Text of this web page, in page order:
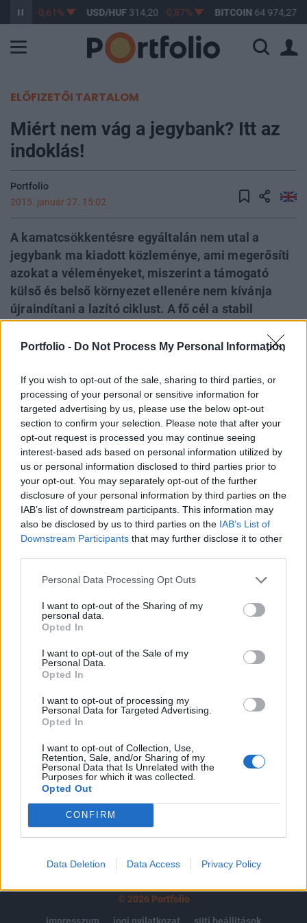
Portfolio - Do Not Process My Personal Information
If you wish to opt-out of the sale, sharing to third parties, or
processing of your personal or sensitive information for
targeted advertising by us, please use the below opt-out
section to confirm your selection. Please note that after your
opt-out request is processed you may continue seeing
interest-based ads based on personal information utilized by
us or personal information disclosed to third parties prior to
your opt-out. You may separately opt-out of the further
disclosure of your personal information by third parties on the
IAB’s list of downstream participants. This information may
also be disclosed by us to third parties on the IAB’s List of
Downstream Participants that may further disclose it to other
Personal Data Processing Opt Outs
I want to opt-out of the Sharing of my
personal data.
Opted In
I want to opt-out of the Sale of my
Personal Data.
Opted In
I want to opt-out of processing my
Personal Data for Targeted Advertising.
Opted In
I want to opt-out of Collection, Use,
Retention, Sale, and/or Sharing of my
Personal Data that Is Unrelated with the
Purposes for which it was collected.
Opted Out
CONFIRM
Data Deletion Data Access Privacy Policy
-0,61% USD/HUF314,20 -0,87% BITCOIN 64 974,27
ELŐFIZETŐI TARTALOM
Miért nem vág a jegybank? Itt az
indoklás!
Portfolio
2015. január 27. 15:02
A kamatcsökkentésre egyáltalán nem utal a
jegybank ma kiadott közleménye, ami megerősíti
azokat a véleményeket, miszerint a támogató
külső és belső környezet ellenére nem kívánja
újraindítani a lazító ciklust. A fő cél a stabil
hitelezésélénkítő lépésekkel próbál hatni a belső
egészében közreadjuk, a kiemelések tőlünk
származnak.
"A jelenleg rendelkezésre álló információk alapján a
Monetáris Tanács megítélése szerint az alapkamat
aktuális szintje összhangban van az inflációs cél
középtávú elérésével és a reálgazdaság ennek megfelelő
mértékű ösztönzésével. Előrejelzéseink feltételeinek
teljesülése mellett az inflációs cél elérése a jelenlegi laza
monetáris kondíciók tartós fenntartásának...
KEDVES OLVASÓNK!
tartozik, melynek olvasása előfizetéses
regisztrációhoz kötött.
Az előfizetés a következőket tartalmazza:
Portfolio.hu teljes cikkarchívum
kötéslistái
MÁR ELŐFIZETŐNK VAGY?
© 2026 Portfolio
impresszum
jogi nyilatkozat süti beállítások